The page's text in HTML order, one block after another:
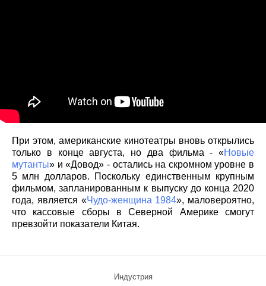
При этом, американские кинотеатры вновь открылись
только в конце августа, но два фильма - «Новые
мутанты» и «Довод» - остались на скромном уровне в
5 млн долларов. Поскольку единственным крупным
фильмом, запланированным к выпуску до конца 2020
года, является «Чудо-женщина 1984», маловероятно,
что кассовые сборы в Северной Америке смогут
превзойти показатели Китая.
Индустрия